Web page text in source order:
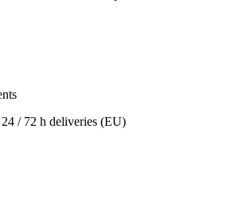
/ 72 h deliveries (EU)